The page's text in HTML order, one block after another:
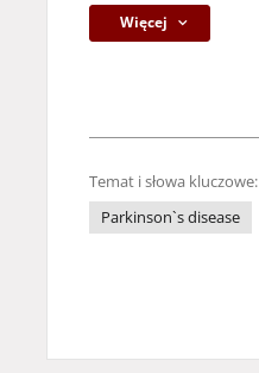
Więcej
Temat i słowa kluczowe:
Parkinson`s disease